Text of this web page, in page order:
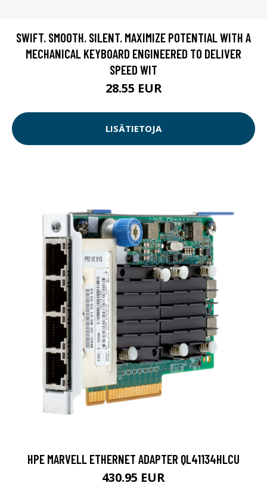
SWIFT. SMOOTH. SILENT. MAXIMIZE POTENTIAL WITH A
MECHANICAL KEYBOARD ENGINEERED TO DELIVER
SPEED WIT
28.55 EUR
LISÄTIETOJA
HPE MARVELL ETHERNET ADAPTER QL41134HLCU
430.95 EUR